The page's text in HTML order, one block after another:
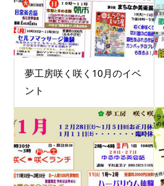
夢工房咲く咲く10月のイベ
ント